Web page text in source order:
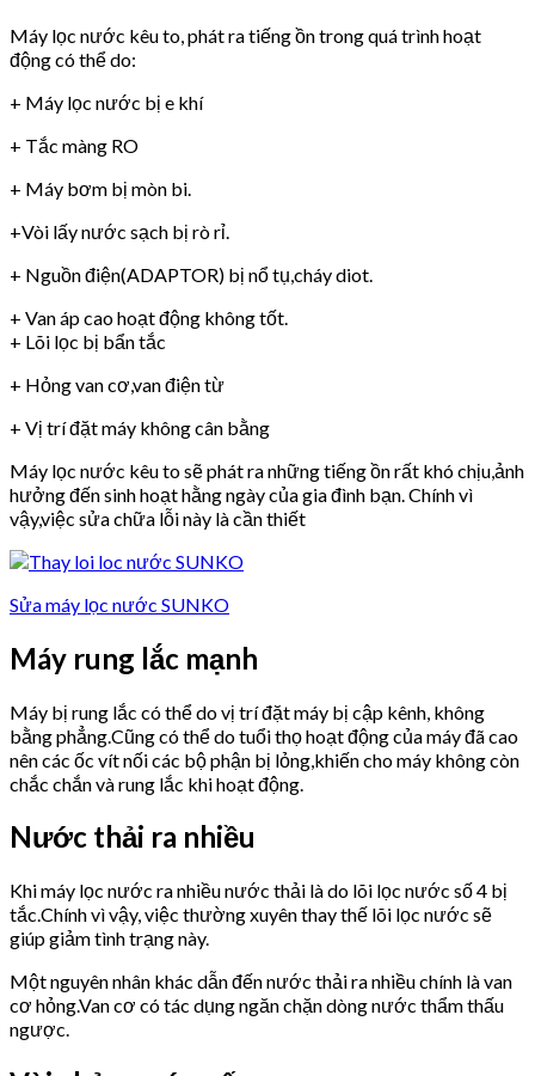
Máy lọc nước kêu to, phát ra tiếng ồn trong quá trình hoạt
động có thể do:
+ Máy lọc nước bị e khí
+ Tắc màng RO
+ Máy bơm bị mòn bi.
+Vòi lấy nước sạch bị rò rỉ.
+ Nguồn điện(ADAPTOR) bị nổ tụ,cháy diot.
+ Van áp cao hoạt động không tốt.
+ Lõi lọc bị bẩn tắc
+ Hỏng van cơ,van điện từ
+ Vị trí đặt máy không cân bằng
Máy lọc nước kêu to sẽ phát ra những tiếng ồn rất khó chịu,ảnh
hưởng đến sinh hoạt hằng ngày của gia đình bạn. Chính vì
vậy,việc sửa chữa lỗi này là cần thiết
Sửa máy lọc nước SUNKO
Máy rung lắc mạnh
Máy bị rung lắc có thể do vị trí đặt máy bị cập kênh, không
bằng phẳng.Cũng có thể do tuổi thọ hoạt động của máy đã cao
nên các ốc vít nối các bộ phận bị lỏng,khiến cho máy không còn
chắc chắn và rung lắc khi hoạt động.
Nước thải ra nhiều
Khi máy lọc nước ra nhiều nước thải là do lõi lọc nước số 4 bị
tắc.Chính vì vậy, việc thường xuyên thay thế lõi lọc nước sẽ
giúp giảm tình trạng này.
Một nguyên nhân khác dẫn đến nước thải ra nhiều chính là van
cơ hỏng.Van cơ có tác dụng ngăn chặn dòng nước thẩm thấu
ngược.